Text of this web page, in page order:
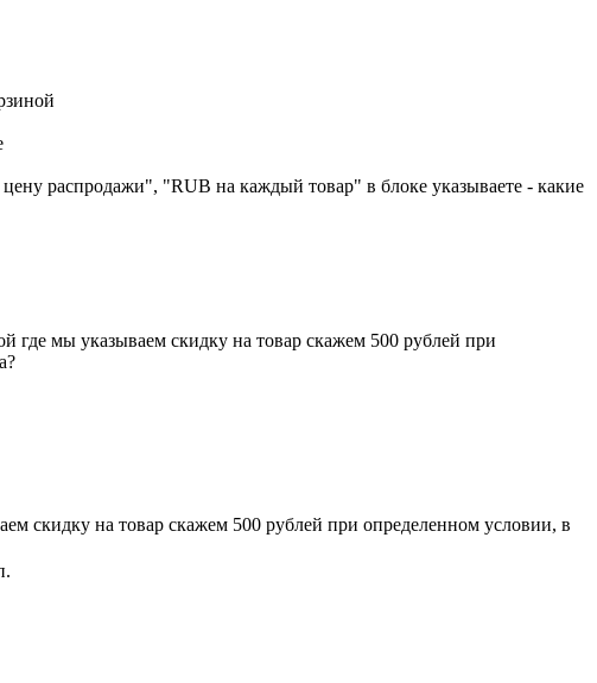
распродажи", "RUB на каждый товар" в блоке указываете - какие
где мы указываем скидку на товар скажем 500 рублей при
скидку на товар скажем 500 рублей при определенном условии, в